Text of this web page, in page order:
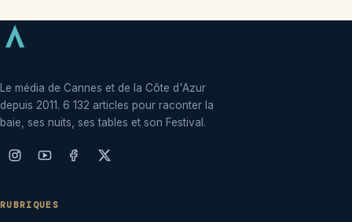
Le média de Cannes et de la Côte d'Azur
depuis 2011. 6 132 articles pour raconter la
baie, ses nuits, ses tables et son Festival.
RUBRIQUES